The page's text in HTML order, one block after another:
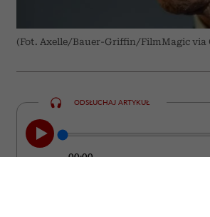
(Fot. Axelle/Bauer-Griffin/FilmMagic via
ODSŁUCHAJ ARTYKUŁ
00:00